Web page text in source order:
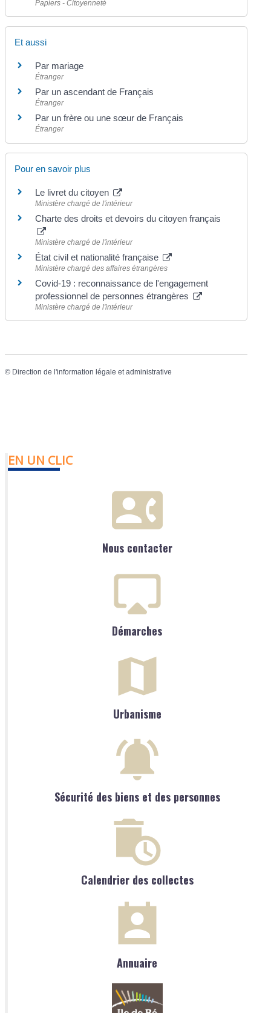
Papiers - Citoyenneté
Et aussi
Par mariage
Étranger
Par un ascendant de Français
Étranger
Par un frère ou une sœur de Français
Étranger
Pour en savoir plus
Le livret du citoyen
Ministère chargé de l'intérieur
Charte des droits et devoirs du citoyen français
Ministère chargé de l'intérieur
État civil et nationalité française
Ministère chargé des affaires étrangères
Covid-19 : reconnaissance de l'engagement
professionnel de personnes étrangères
Ministère chargé de l'intérieur
© Direction de l'information légale et administrative
EN UN CLIC
Nous contacter
Démarches
Urbanisme
Sécurité des biens et des personnes
Calendrier des collectes
Annuaire